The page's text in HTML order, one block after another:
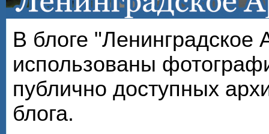
В блоге "Ленинградское
использованы
публично доступных
блога.